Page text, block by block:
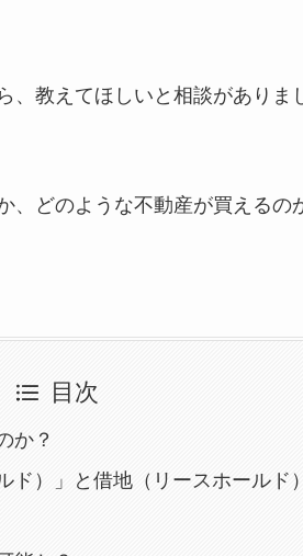
、教えてほしいと相談がありま
、どのような不動産が買えるの
目次
か？
ド）」と借地（リースホールド